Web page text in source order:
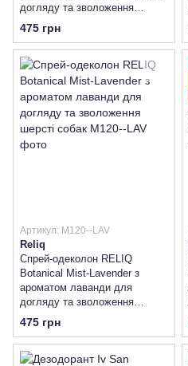
догляду та зволоження
шерсті собак
475 грн
Артикул: M120--LAV
Reliq
Спрей-одеколон RELIQ
Botanical Mist-Lavender з
ароматом лаванди для
догляду та зволоження
шерсті собак
475 грн